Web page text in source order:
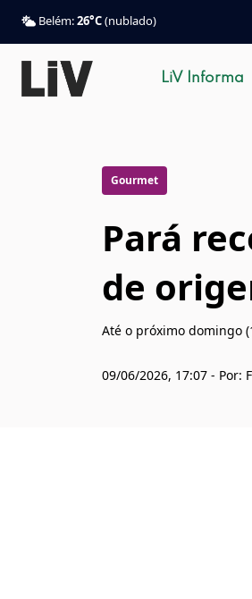
Belém:26°C(nublado)
LiV Informa
Gourmet
Pará
de
Até o próximo domingo
09/06/2026, 17:07 - Por: